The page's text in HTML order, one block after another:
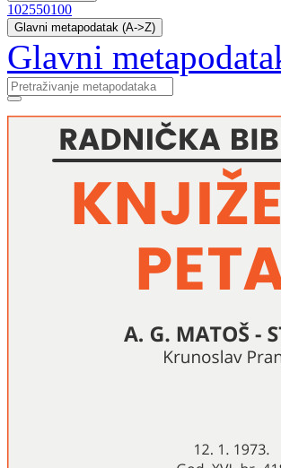
102550100
Glavni metapodatak (A->Z)
Glavni